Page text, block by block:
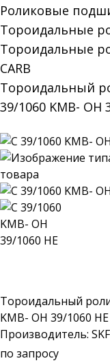
Роликовые
Тороидальные
Тороидальные
CARB
Тороидальный
39/1060 KMB- OH
Тороидальный
KMB- OH 39/1060 HE
Производитель: SKF
по запросу